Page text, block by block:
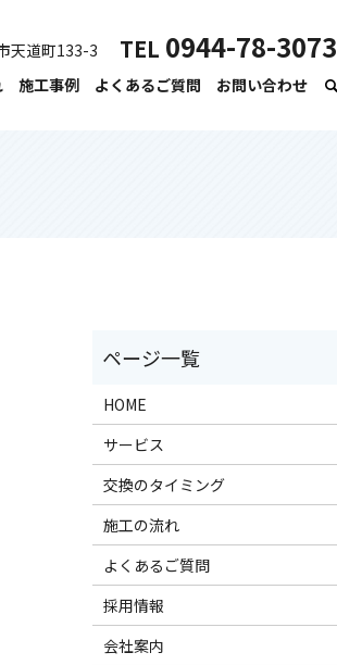
施工事例 よくあるご質問 お問い合わせ
天道町133-3 TEL 0944-78-3073
HOME
サービス
交換のタイミング
施工の流れ
よくあるご質問
採用情報
会社案内